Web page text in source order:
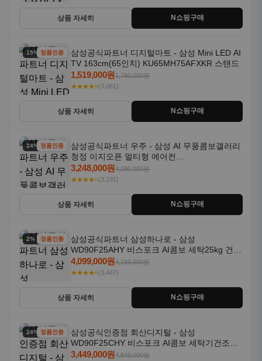
상품 자세히 N쇼핑구매
15% 할인정품인증
삼성공식파트너 디지털마트 - 삼성 Mini LED AI
TV 163cm(65인치) KU65MH75AFXKR 스탠드
1,519,000원1,790,000원
★★★★⭐(3,061)
상품 자세히 N쇼핑구매
24% 할인정품인증
삼성공식파트너 우주 - 삼성 AI 무풍콤보갤러리
청정 이지오픈 멀티형 에어컨
AF80F17D22WRS 기본설치포함
3,248,000원4,290,000원
★★★★⭐(3,191)
상품 자세히 N쇼핑구매
2% 할인정품인증
삼성공식파트너 삼성하나로 - 삼성
WD90F25AHY 비스포크 AI콤보 세탁25kg 건조
18kg 자동문열림 1등급
4,099,000원4,199,000원
★★★★⭐(3,447)
상품 자세히 N쇼핑구매
24% 할인정품인증
삼성공식인증점 회산디지털 - 삼성
WD90F25CHY 비스포크 AI콤보 세탁기건조기
일체형 25kg+18kg 1등급
3,449,000원4,548,000원